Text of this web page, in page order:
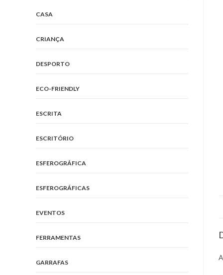
CASA
CRIANÇA
DESPORTO
ECO-FRIENDLY
ESCRITA
ESCRITÓRIO
ESFEROGRÁFICA
ESFEROGRÁFICAS
EVENTOS
FERRAMENTAS
GARRAFAS